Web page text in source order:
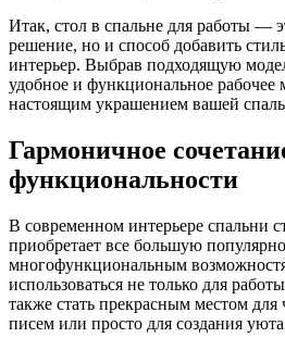
Итак, стол в спальне для работы —
решение, но и способ добавить
интерьер. Выбрав подходящую
удобное и функциональное рабочее
настоящим украшением вашей
Гармоничное
функциональности
В современном интерьере спальни
приобретает все большую
многофункциональным
использоваться не только для
также стать прекрасным местом для
писем или просто для создания